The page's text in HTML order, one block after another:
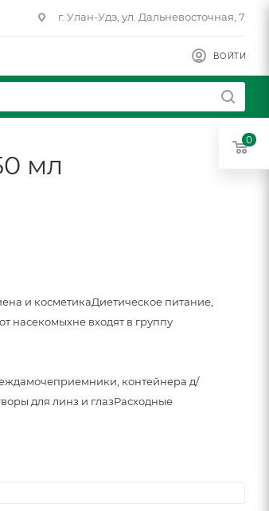
г. Улан-Удэ, ул. Дальневосточная, 7
ВОЙТИ
мл
и косметикаДиетическое питание,
насекомыхне входят в группу
мочеприемники, контейнера д/
для линз и глазРасходные
0